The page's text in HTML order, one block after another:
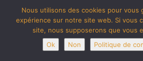
Partagez Tweetez
Nous utilisons des cookies pour vous
expérience sur notre site web. Si vous
site, nous supposerons que vous
Ok
Non Politique de